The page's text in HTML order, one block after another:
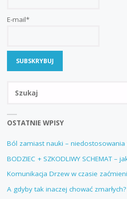
E-mail*
OSTATNIE WPISY
Ból zamiast nauki – niedostosowania
BODZIEC + SZKODLIWY SCHEMAT –
Komunikacja Drzew w czasie
A gdyby tak inaczej chować zmarłych?